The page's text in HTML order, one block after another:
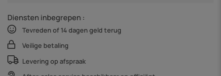
Diensten inbegrepen :
Tevreden of 14 dagen geld terug
Veilige betaling
Levering op afspraak